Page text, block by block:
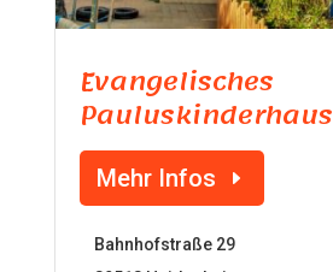
Evangelisches
Pauluskinderhaus
Mehr Infos
Bahnhofstraße 29